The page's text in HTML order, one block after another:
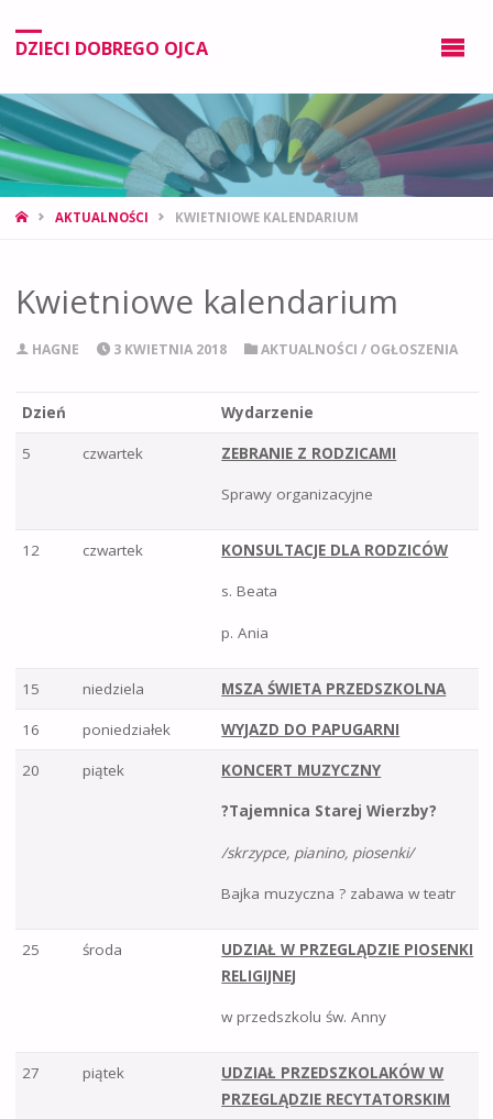
DZIECI DOBREGO OJCA
AKTUALNOŚCI KWIETNIOWE KALENDARIUM
Kwietniowe kalendarium
HAGNE 3 KWIETNIA 2018 AKTUALNOŚCI / OGŁOSZENIA
Dzień Wydarzenie
5 czwartek ZEBRANIE Z RODZICAMI
Sprawy organizacyjne
12 czwartek KONSULTACJE DLA RODZICÓW
s. Beata
p. Ania
15 niedziela MSZA ŚWIETA PRZEDSZKOLNA
16 poniedziałek WYJAZD DO PAPUGARNI
20 piątek KONCERT MUZYCZNY
?Tajemnica Starej Wierzby?
/skrzypce, pianino, piosenki/
Bajka muzyczna ? zabawa w teatr
25 środa
UDZIAŁ W PRZEGLĄDZIE PIOSENKI
RELIGIJNEJ
w przedszkolu św. Anny
27 piątek
UDZIAŁ PRZEDSZKOLAKÓW W
PRZEGLĄDZIE RECYTATORSKIM